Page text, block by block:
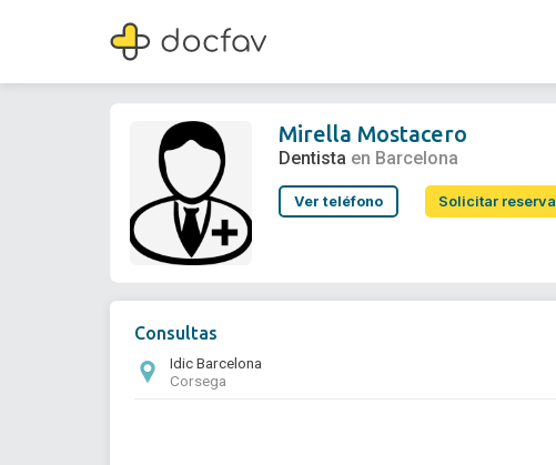
Mirella Mostacero
Dentista
Mirella Mostacero
Dentista en Barcelona
Ver teléfono Solicitar reserva
Consultas
Idic Barcelona
Corsega